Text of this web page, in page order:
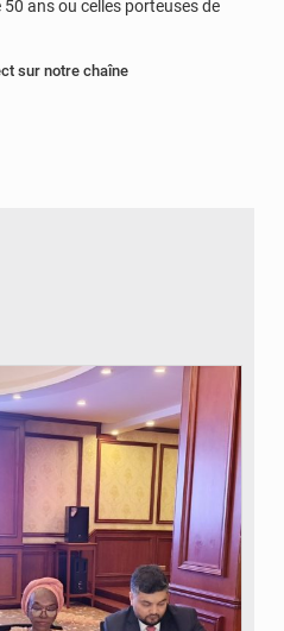
ans ou celles porteuses de
sur notre chaîne